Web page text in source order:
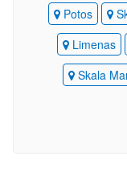
Potos
Limenas
Skala